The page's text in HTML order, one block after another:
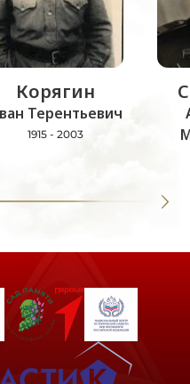
Корягин
Терентьевич
1915 - 2003